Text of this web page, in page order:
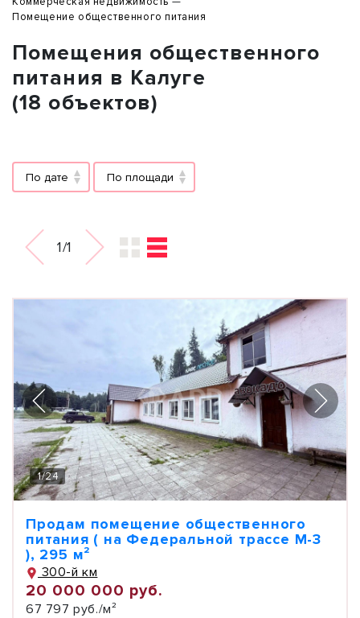
Помещение общественного питания
Помещения общественного
питания в Калуге
(18 объектов)
По дате По площади
1/1
1/24
Продам помещение общественного
питания ( на Федеральной трассе М-3
), 295 м²
300-й км
20 000 000 руб.
67 797 руб./м²